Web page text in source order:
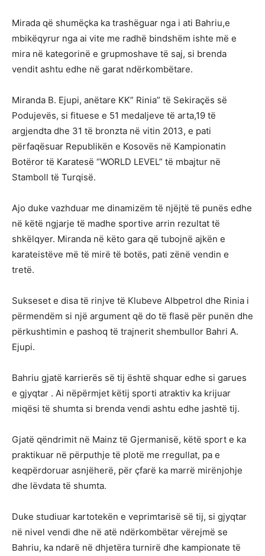
Mirada që shumëçka ka trashëguar nga i ati Bahriu,e
mbikëqyrur nga ai vite me radhë bindshëm ishte më e
mira në kategorinë e grupmoshave të saj, si brenda
vendit ashtu edhe në garat ndërkombëtare.
Miranda B. Ejupi, anëtare KK” Rinia” të Sekiraçës së
Podujevës, si fituese e 51 medaljeve të arta,19 të
argjendta dhe 31 të bronzta në vitin 2013, e pati
përfaqësuar Republikën e Kosovës në Kampionatin
Botëror të Karatesë “WORLD LEVEL” të mbajtur në
Stamboll të Turqisë.
Ajo duke vazhduar me dinamizëm të njëjtë të punës edhe
në këtë ngjarje të madhe sportive arrin rezultat të
shkëlqyer. Miranda në këto gara që tubojnë ajkën e
karateistëve më të mirë të botës, pati zënë vendin e
tretë.
Sukseset e disa të rinjve të Klubeve Albpetrol dhe Rinia i
përmendëm si një argument që do të flasë për punën dhe
përkushtimin e pashoq të trajnerit shembullor Bahri A.
Ejupi.
Bahriu gjatë karrierës së tij është shquar edhe si garues
e gjyqtar . Ai nëpërmjet këtij sporti atraktiv ka krijuar
miqësi të shumta si brenda vendi ashtu edhe jashtë tij.
Gjatë qëndrimit në Mainz të Gjermanisë, këtë sport e ka
praktikuar në përputhje të plotë me rregullat, pa e
keqpërdoruar asnjëherë, për çfarë ka marrë mirënjohje
dhe lëvdata të shumta.
Duke studiuar kartotekën e veprimtarisë së tij, si gjyqtar
në nivel vendi dhe në atë ndërkombëtar vërejmë se
Bahriu, ka ndarë në dhjetëra turnirë dhe kampionate të